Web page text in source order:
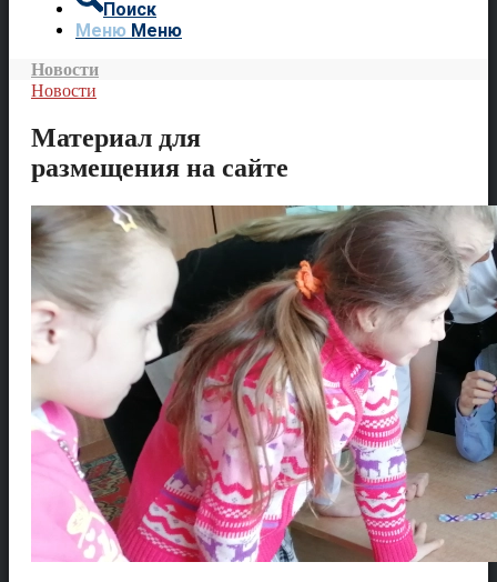
Поиск
Меню Меню
Новости
Новости
Материал для
размещения на сайте